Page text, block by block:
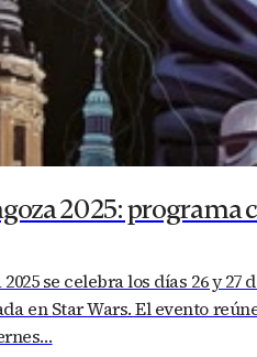
2025: programa
se celebra los días 26 y
en Star Wars. El evento